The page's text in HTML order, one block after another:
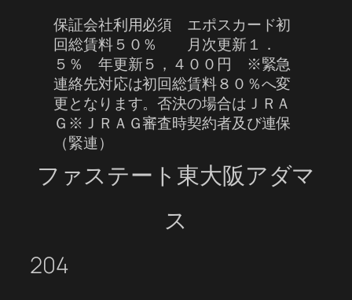
保証会社利用必須 エポスカード初
回総賃料５０％ 月次更新１．
５％ 年更新５，４００円 ※緊急
連絡先対応は初回総賃料８０％へ変
更となります。否決の場合はＪＲＡ
Ｇ※ＪＲＡＧ審査時契約者及び連保
（緊連）
ファステート東大阪アダマ
ス
204